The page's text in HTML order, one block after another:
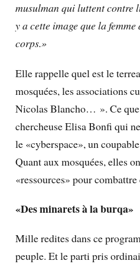
musulman qui luttent contre
y a cette image que la
corps.»
Elle rappelle quel est le
mosquées, les associations
Nicolas Blancho… ». Ce que
chercheuse Elisa Bonfi qui
le «cyberspace», un
Quant aux mosquées, elles
«ressources» pour
«Des minarets à la burqa»
Mille redites dans ce
peuple. Et le parti pris